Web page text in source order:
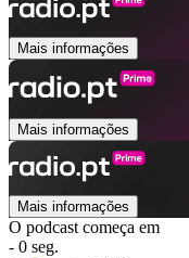
Mais informações
Mais informações
Mais informações
O podcast começa em
- 0 seg.